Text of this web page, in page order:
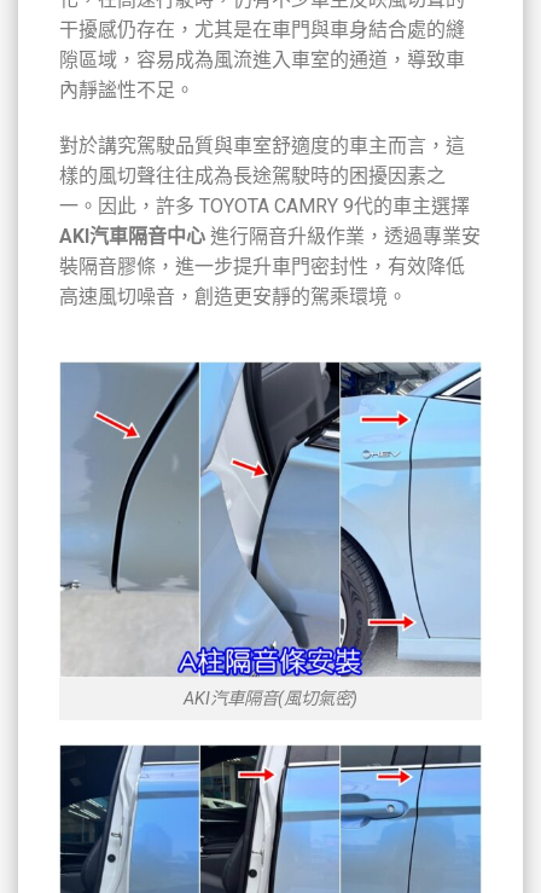
干擾感仍存在，尤其是在車門與車身結合處的縫
隙區域，容易成為風流進入車室的通道，導致車
內靜謐性不足。
對於講究駕駛品質與車室舒適度的車主而言，這
樣的風切聲往往成為長途駕駛時的困擾因素之
一。因此，許多 TOYOTA CAMRY 9代的車主選擇
AKI汽車隔音中心 進行隔音升級作業，透過專業安
裝隔音膠條，進一步提升車門密封性，有效降低
高速風切噪音，創造更安靜的駕乘環境。
AKI汽車隔音(風切氣密)